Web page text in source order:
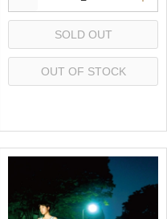
SOLD OUT
OUT OF STOCK